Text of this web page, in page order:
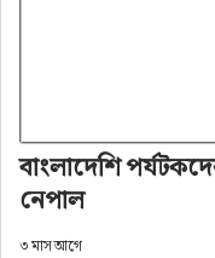
বাংলাদেশি
নেপাল
৩ মাস আগে